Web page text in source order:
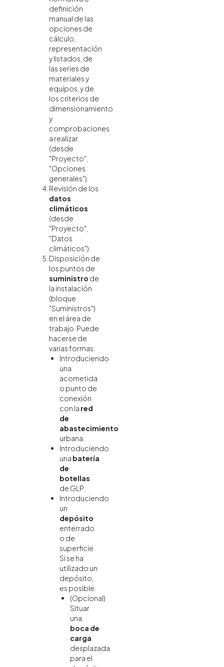
definición
manual de las
opciones de
cálculo,
representación
y listados, de
las series de
materiales y
equipos, y de
los criterios de
dimensionamiento
y
comprobaciones
a realizar
(desde
"Proyecto",
"Opciones
generales").
Revisión de los
datos
climáticos
(desde
"Proyecto",
"Datos
climáticos").
Disposición de
los puntos de
suministro de
la instalación
(bloque
"Suministros")
en el área de
trabajo. Puede
hacerse de
varias formas:
Introduciendo
una
acometida
o punto de
conexión
con la red
de
abastecimiento
urbana.
Introduciendo
una batería
de
botellas
de GLP.
Introduciendo
un
depósito
enterrado
o de
superficie.
Si se ha
utilizado un
depósito,
es posible:
(Opcional)
Situar
una
boca de
carga
desplazada
para el